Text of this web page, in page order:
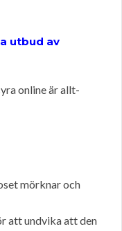
utbud av
online är allt-
mörknar och
att undvika att den